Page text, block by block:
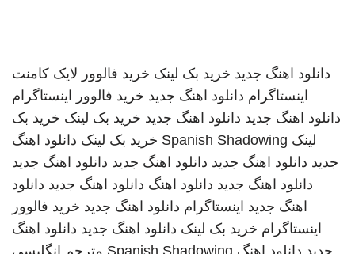
دانلود اهنگ جدید خرید بک لینک خرید فالوور لایک کامنت
اینستاگرام دانلود اهنگ جدید خرید فالوور اینستاگرام
دانلود اهنگ جدید دانلود اهنگ جدید خرید بک لینک خرید بک
لینک Spanish Shadowing خرید بک لینک دانلود اهنگ
جدید دانلود اهنگ جدید دانلود اهنگ جدید دانلود اهنگ جدید
دانلود اهنگ جدید دانلود اهنگ دانلود اهنگ جدید دانلود
اهنگ جدید اینستاگرام دانلود اهنگ جدید خرید فالوور
اینستاگرام خرید بک لینک دانلود اهنگ جدید دانلود اهنگ